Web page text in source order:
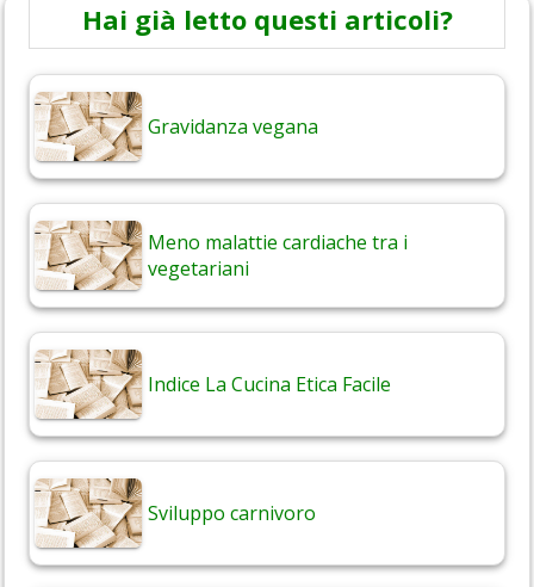
Hai già letto questi articoli?
Gravidanza vegana
Meno malattie cardiache tra i
vegetariani
Indice La Cucina Etica Facile
Sviluppo carnivoro